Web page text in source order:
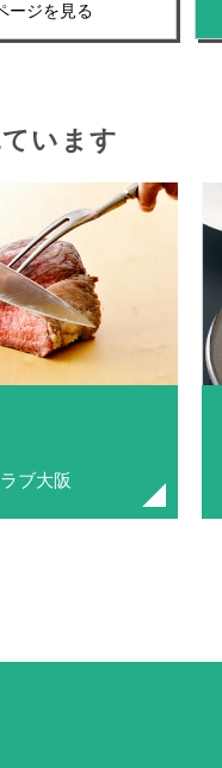
ージを見る
います
ブ大阪